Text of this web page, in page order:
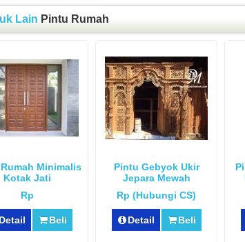
Lain Pintu Rumah
Minimalis
Kotak Jati
Rp
Detail Beli
Pintu Gebyok Ukir
Jepara Mewah
Rp (Hubungi CS)
Detail Beli